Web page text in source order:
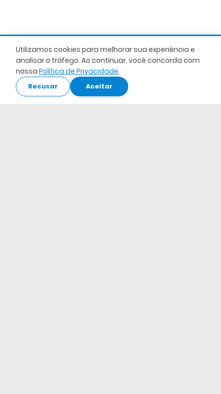
Gestores
Utilizamos cookies para melhorar sua experiência e
analisar o tráfego. Ao continuar, você concorda com
nossa Política de Privacidade.
Recusar Aceitar